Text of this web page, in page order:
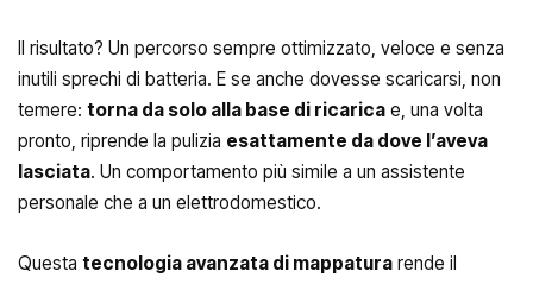
Il risultato? Un percorso sempre ottimizzato, veloce e senza
inutili sprechi di batteria. E se anche dovesse scaricarsi, non
temere: torna da solo alla base di ricarica e, una volta
pronto, riprende la pulizia esattamente da dove l’aveva
lasciata. Un comportamento più simile a un assistente
personale che a un elettrodomestico.
Questa tecnologia avanzata di mappatura rende il